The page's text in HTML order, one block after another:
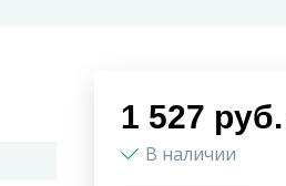
1 527 руб.
В наличии